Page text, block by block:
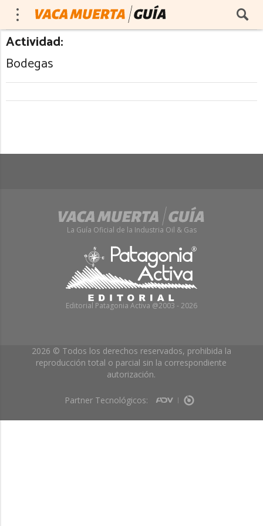
Actividad:
Bodegas
La Guía Oficial de la Industria Oil & Gas
Editorial Patagonia Activa @2003 - 2026
2026 © Todos los derechos reservados, prohibida la
reproducción total o parcial sin la correspondiente
autorización.
Partner Tecnológicos: